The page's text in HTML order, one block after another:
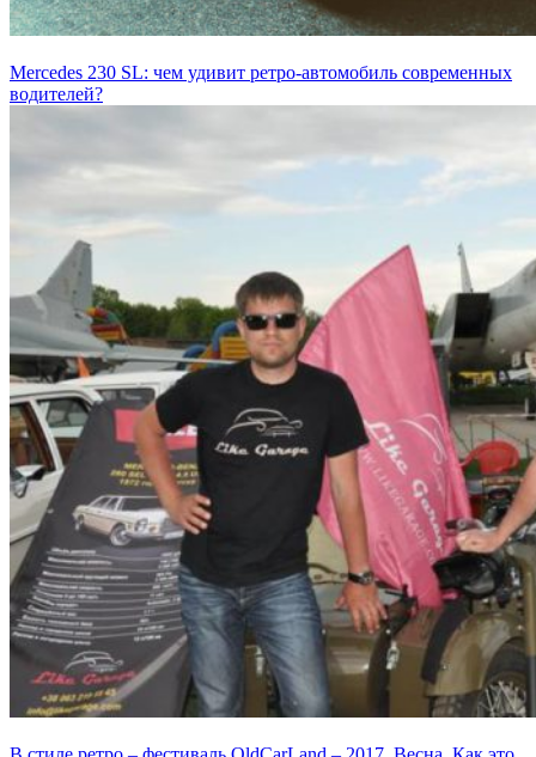
Mercedes 230 SL: чем удивит ретро-автомобиль современных
водителей?